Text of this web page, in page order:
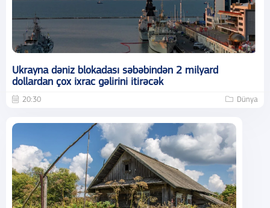
Ukrayna dəniz blokadası səbəbindən 2 milyard
dollardan çox ixrac gəlirini itirəcək
20:30 Dünya